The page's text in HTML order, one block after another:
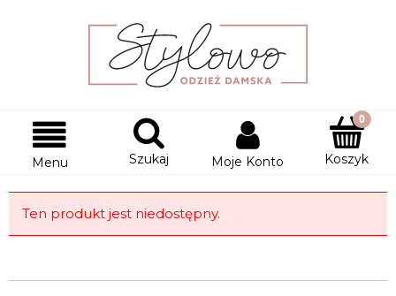
Menu Szukaj Moje Konto Koszyk
Ten produkt jest niedostępny.